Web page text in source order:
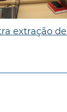
extração